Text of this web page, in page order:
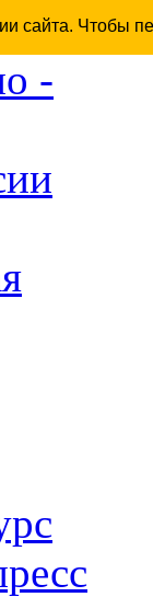
сайта. Чтобы
-